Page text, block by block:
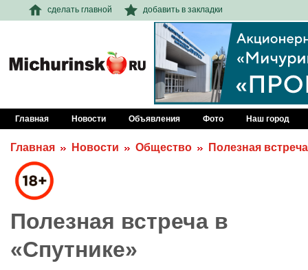
сделать главной добавить в закладки
Главная Новости Объявления Фото Наш город
Главная Новости Общество Полезная
Полезная встреча в
«Спутнике»